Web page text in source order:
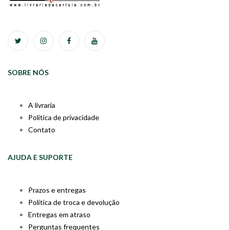
SOBRE NÓS
A livraria
Política de privacidade
Contato
AJUDA E SUPORTE
Prazos e entregas
Política de troca e devolução
Entregas em atraso
Perguntas frequentes